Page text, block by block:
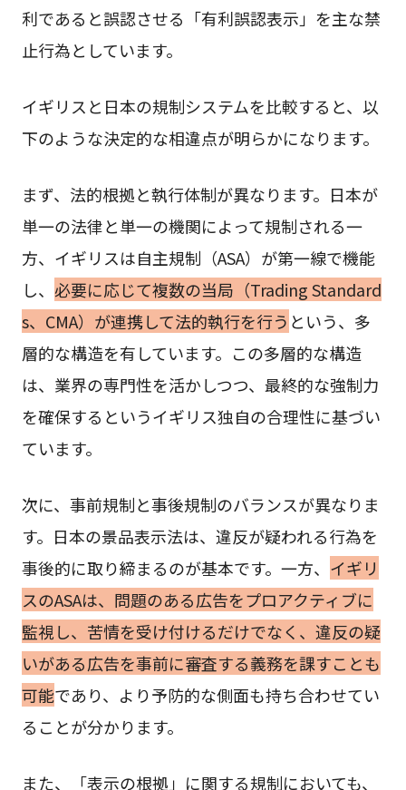
利であると誤認させる「有利誤認表示」を主な禁
止行為としています。
イギリスと日本の規制システムを比較すると、以
下のような決定的な相違点が明らかになります。
まず、法的根拠と執行体制が異なります。日本が
単一の法律と単一の機関によって規制される一
方、イギリスは自主規制（ASA）が第一線で機能
し、 必要に応じて複数の当局（Trading Standard
s、CMA）が連携して法的執行を行う という、多
層的な構造を有しています。この多層的な構造
は、業界の専門性を活かしつつ、最終的な強制力
を確保するというイギリス独自の合理性に基づい
ています。
次に、事前規制と事後規制のバランスが異なりま
す。日本の景品表示法は、違反が疑われる行為を
事後的に取り締まるのが基本です。一方、 イギリ
スのASAは、問題のある広告をプロアクティブに
監視し、苦情を受け付けるだけでなく、違反の疑
いがある広告を事前に審査する義務を課すことも
可能であり、より予防的な側面も持ち合わせてい
ることが分かります。
また、「表示の根拠」に関する規制においても、